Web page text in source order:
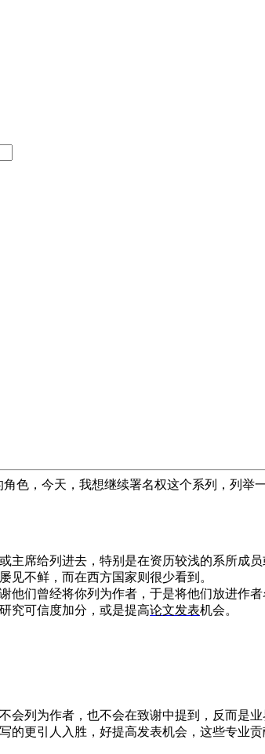
色，今天，我想继续署名权这个系列，列举
主席给列进去，特别是在资历较浅的系所成
见不鲜，而在西方国家则很少看到。
他们曾经将你列为作者，于是将他们放进作者
究可信度加分，或是提高论文发表机会。
列为作者，也不会在致谢中提到，反而是业
更引人入胜，好提高发表机会，这些专业贡